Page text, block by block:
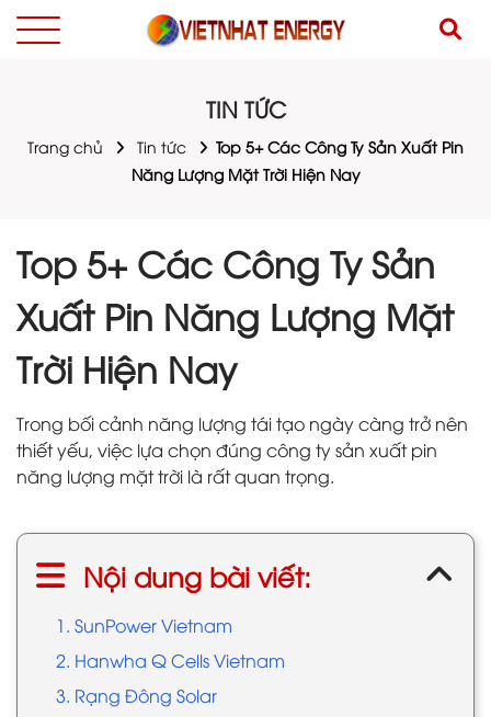
TIN TỨC
Trang chủ Tin tức
Top 5+ Các Công Ty Sản Xuất Pin
Năng Lượng Mặt Trời Hiện Nay
Top 5+ Các Công Ty Sản
Xuất Pin Năng Lượng Mặt
Trời Hiện Nay
Trong bối cảnh năng lượng tái tạo ngày càng trở nên
thiết yếu, việc lựa chọn đúng công ty sản xuất pin
năng lượng mặt trời là rất quan trọng.
Nội dung bài viết:
1. SunPower Vietnam
2. Hanwha Q Cells Vietnam
3. Rạng Đông Solar